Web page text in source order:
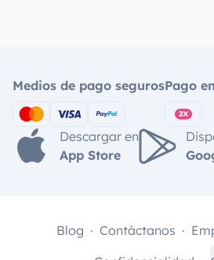
Medios de pago segurosPago
Descargar en
App Store
Blog Contáctanos